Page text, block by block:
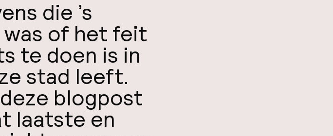
die ’s
of het feit
te doen is in
stad leeft.
blogpost
laatste en